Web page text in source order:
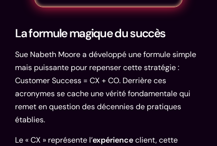
La formule magique du succès
Sue Nabeth Moore a développé une formule simple
mais puissante pour repenser cette stratégie :
Customer Success = CX + CO. Derrière ces
acronymes se cache une vérité fondamentale qui
remet en question des décennies de pratiques
établies.
Le « CX » représente l’expérienceclient, cette